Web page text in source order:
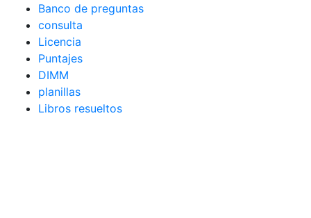
Banco de preguntas
consulta
Licencia
Puntajes
DIMM
planillas
Libros resueltos